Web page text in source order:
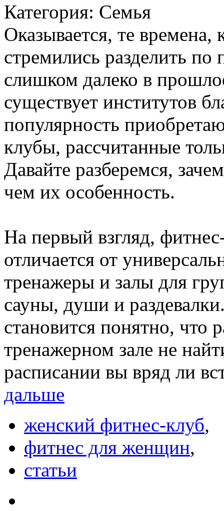
Категория: Семья
Оказывается, те времена,
стремились разделить
слишком далеко в
существует институтов
популярность
клубы, рассчитанные
Давайте разберемся,
чем их особенность.
На первый взгляд,
отличается от
тренажеры и залы для
сауны, души и
становится понятно, что
тренажерном зале не
расписании вы вряд ли
дальше
женский фитнес-клуб,
фитнес для женщин,
статьи